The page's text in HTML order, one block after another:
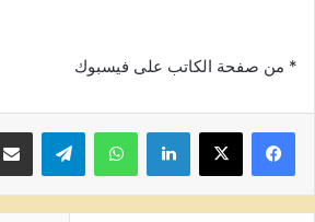
* من صفحة الكاتب على فيسبوك
لينكدإن واتساب تيلقرام